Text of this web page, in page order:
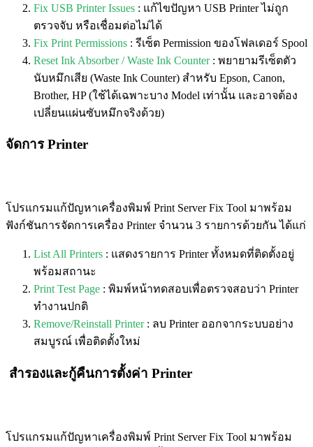
Fix USB Printer Issues : แก้ไขปัญหา USB Printer ไม่ถูก
ตรวจจับ หรือเชื่อมต่อไม่ได้
Fix Print Permissions : รีเซ็ต Permission ของโฟลเดอร์ Spool
Reset Ink Absorber / Waste Ink Counter: พยายามรีเซ็ตตัว
นับหมึกเสีย (Waste Ink Counter) สำหรับ Epson, Canon,
Brother, HP (ใช้ได้เฉพาะบาง Model เท่านั้น และอาจต้อง
เปลี่ยนแผ่นซับหมึกจริงด้วย)
จัดการ Printer
โปรแกรมแก้ปัญหาเครื่องพิมพ์ Print Server Fix Tool มาพร้อม
ฟังก์ชันการจัดการเครื่อง Printer จำนวน 3 รายการด้วยกัน ได้แก่
List All Printers : แสดงรายการ Printer ทั้งหมดที่ติดตั้งอยู่
พร้อมสถานะ
Print Test Page : พิมพ์หน้าทดสอบเพื่อตรวจสอบว่า Printer
ทำงานปกติ
Remove/Reinstall Printer: ลบ Printer ออกจากระบบอย่าง
สมบูรณ์ เพื่อติดตั้งใหม่
สำรองและกู้คืนการตั้งค่า Printer
โปรแกรมแก้ปัญหาเครื่องพิมพ์ Print Server Fix Tool มาพร้อม